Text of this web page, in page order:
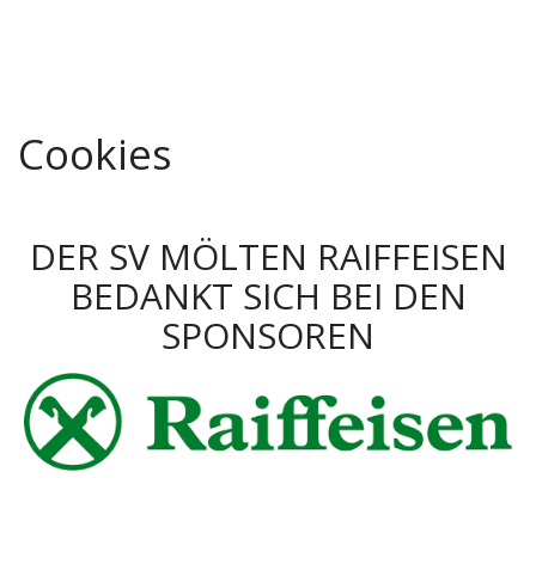
Cookies
DER SV MÖLTEN RAIFFEISEN
BEDANKT SICH BEI DEN
SPONSOREN